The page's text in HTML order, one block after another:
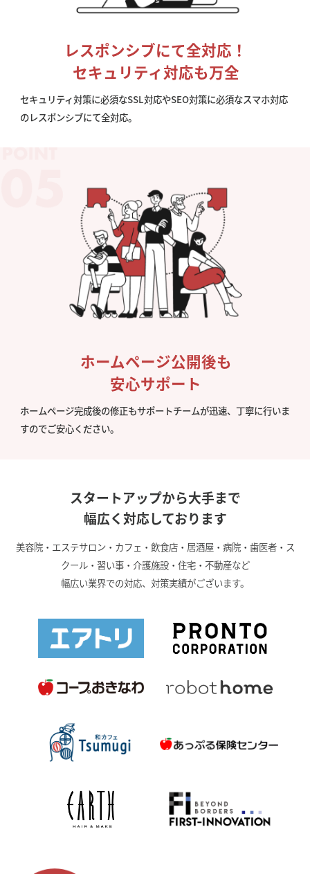
レスポンシブにて全対応！
セキュリティ対応も万全
セキュリティ対策に必須なSSL対応やSEO対策に必須なスマホ対応
のレスポンシブにて全対応。
ホームページ公開後も
安心サポート
ホームページ完成後の修正もサポートチームが迅速、丁寧に行いま
すのでご安心ください。
スタートアップから大手まで
幅広く対応しております
美容院・エステサロン・カフェ・飲食店・居酒屋・病院・歯医者・ス
クール・習い事・介護施設・住宅・不動産など
幅広い業界での対応、対策実績がございます。